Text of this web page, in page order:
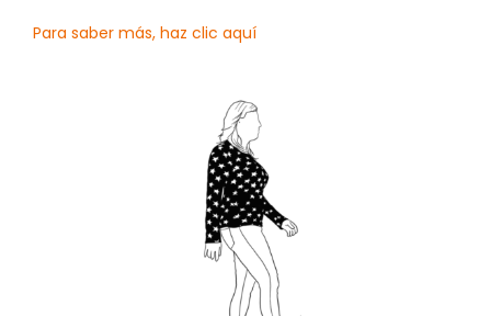
Para saber más, haz clic aquí